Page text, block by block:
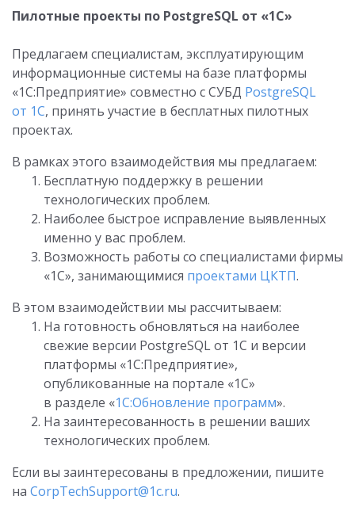
Пилотные проекты по PostgreSQL от «1С»
Предлагаем специалистам, эксплуатирующим
информационные системы на базе платформы
«1С:Предприятие» совместно с СУБД PostgreSQL
от 1С, принять участие в бесплатных пилотных
проектах.
В рамках этого взаимодействия мы предлагаем:
Бесплатную поддержку в решении
технологических проблем.
Наиболее быстрое исправление выявленных
именно у вас проблем.
Возможность работы со специалистами фирмы
«1С», занимающимися проектами ЦКТП.
В этом взаимодействии мы рассчитываем:
На готовность обновляться на наиболее
свежие версии PostgreSQL от 1С и версии
платформы «1С:Предприятие»,
опубликованные на портале «1С»
в разделе «1С:Обновление программ».
На заинтересованность в решении ваших
технологических проблем.
Если вы заинтересованы в предложении, пишите
на CorpTechSupport@1c.ru.